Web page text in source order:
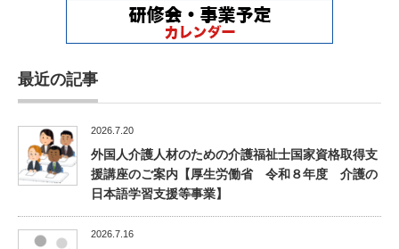
最近の記事
2026.7.20
外国人介護人材のための介護福祉士国家資格取得支
援講座のご案内【厚生労働省 令和８年度 介護の
日本語学習支援等事業】
2026.7.16